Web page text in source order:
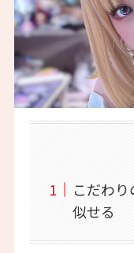
こだわ
似せる